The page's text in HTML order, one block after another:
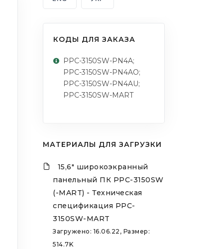
КОДЫ ДЛЯ ЗАКАЗА
PPC-3150SW-PN4A;
PPC-3150SW-PN4AO;
PPC-3150SW-PN4AU;
PPC-3150SW-MART
МАТЕРИАЛЫ ДЛЯ ЗАГРУЗКИ
15,6" широкоэкранный
панельный ПК PPC-3150SW
(-MART) - Техническая
спецификация PPC-
3150SW-MART
Загружено: 16.06.22, Размер:
514.7K